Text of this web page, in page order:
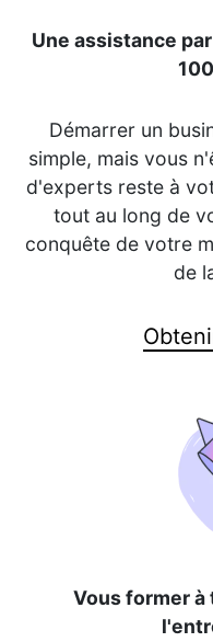
Une assistance
Démarrer un
simple, mais vous
d'experts reste à
tout au long de
conquête de votre
de
Vous former